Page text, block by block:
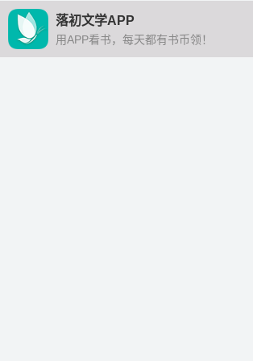
落初文学APP
用APP看书，每天都有书币领！